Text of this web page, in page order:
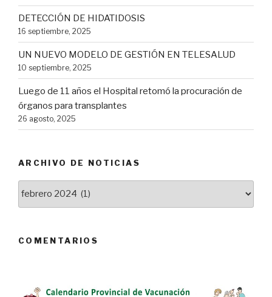
DETECCIÓN DE HIDATIDOSIS
16 septiembre, 2025
UN NUEVO MODELO DE GESTIÓN EN TELESALUD
10 septiembre, 2025
Luego de 11 años el Hospital retomó la procuración de
órganos para transplantes
26 agosto, 2025
ARCHIVO DE NOTICIAS
COMENTARIOS